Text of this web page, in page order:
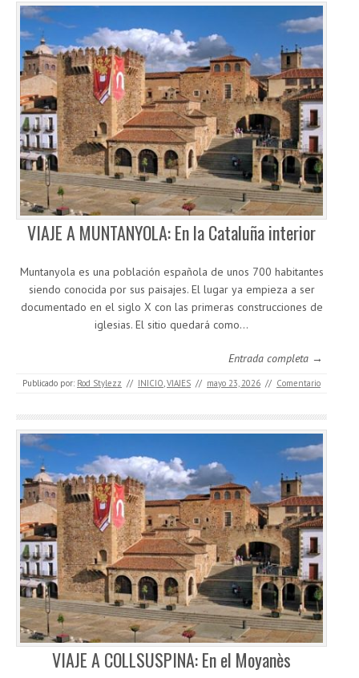
VIAJE A MUNTANYOLA: En la Cataluña interior
Muntanyola es una población española de unos 700 habitantes
siendo conocida por sus paisajes. El lugar ya empieza a ser
documentado en el siglo X con las primeras construcciones de
iglesias. El sitio quedará como…
Entrada completa →
Publicado por: Rod Stylezz // INICIO VIAJES // mayo 23, 2026 // Comentario
VIAJE A COLLSUSPINA: En el Moyanès